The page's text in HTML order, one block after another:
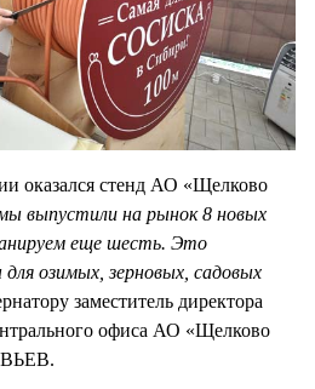
оказался стенд АО «Щелково
выпустили на рынок 8 новых
еще шесть. Это
озимых, зерновых, садовых
заместитель директора
офиса АО «Щелково